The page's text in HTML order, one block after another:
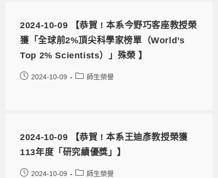
2024-10-09 【恭賀 ! 本系今野巧客座教授榮
獲「全球前2%頂尖科學家榜單（World’s
Top 2% Scientists）」殊榮 】
2024-10-09 師生榮譽
2024-10-09 【恭賀 ! 本系王迪彥教授榮獲
113年度「研究績優獎」】
2024-10-09 師生榮譽